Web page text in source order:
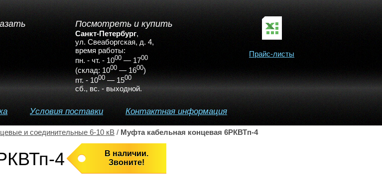
Посмотреть и купить
Санкт-Петербург,
ул. Свеаборгская, д. 4,
время работы:
пн. - чт. - 1000 — 1700
(склад: 1000 — 1600)
пт. - 1000 — 1500
сб., вс. - выходной.
Прайс-листы
Условия поставки Контактная информация
и соединительные 6-10 кВ / Муфта кабельная концевая 6РКВТп-4
4
В наличии.
Звоните!